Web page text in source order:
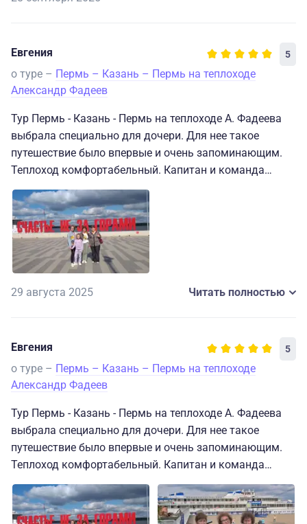
Евгения 5
о туре – Пермь – Казань – Пермь на теплоходе
Александр Фадеев
Тур Пермь - Казань - Пермь на теплоходе А. Фадеева
выбрала специально для дочери. Для нее такое
путешествие было впервые и очень запоминающим.
Теплоход комфортабельный. Капитан и команда
профессионалы своего дела. Девочки организаторы
мероприятий как для детей, так и для взрослых,
просто большие молодцы! Питание очень даже
приличное, с выбором блюд. Останавливались в
Казани, Елабуге и в Чайковском. Брала обзорные
экскурсии. Каждый город понравился своей историей,
достопримечательностями и архитектурой. Дочка в
29 августа 2025 Читать полностью
Евгения 5
о туре – Пермь – Казань – Пермь на теплоходе
Александр Фадеев
Тур Пермь - Казань - Пермь на теплоходе А. Фадеева
выбрала специально для дочери. Для нее такое
путешествие было впервые и очень запоминающим.
Теплоход комфортабельный. Капитан и команда
профессионалы своего дела. Девочки организаторы
мероприятий как для детей, так и для взрослых,
просто большие молодцы! Питание очень даже